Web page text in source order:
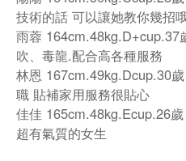
技術的話 可以讓她教你幾招
雨蓉 164cm.48kg.D+cup.37
吹、毒龍.配合高各種服務
林恩 167cm.49kg.Dcup.30
職 貼補家用服務很貼心
佳佳 165cm.48kg.Ecup.26
超有氣質的女生